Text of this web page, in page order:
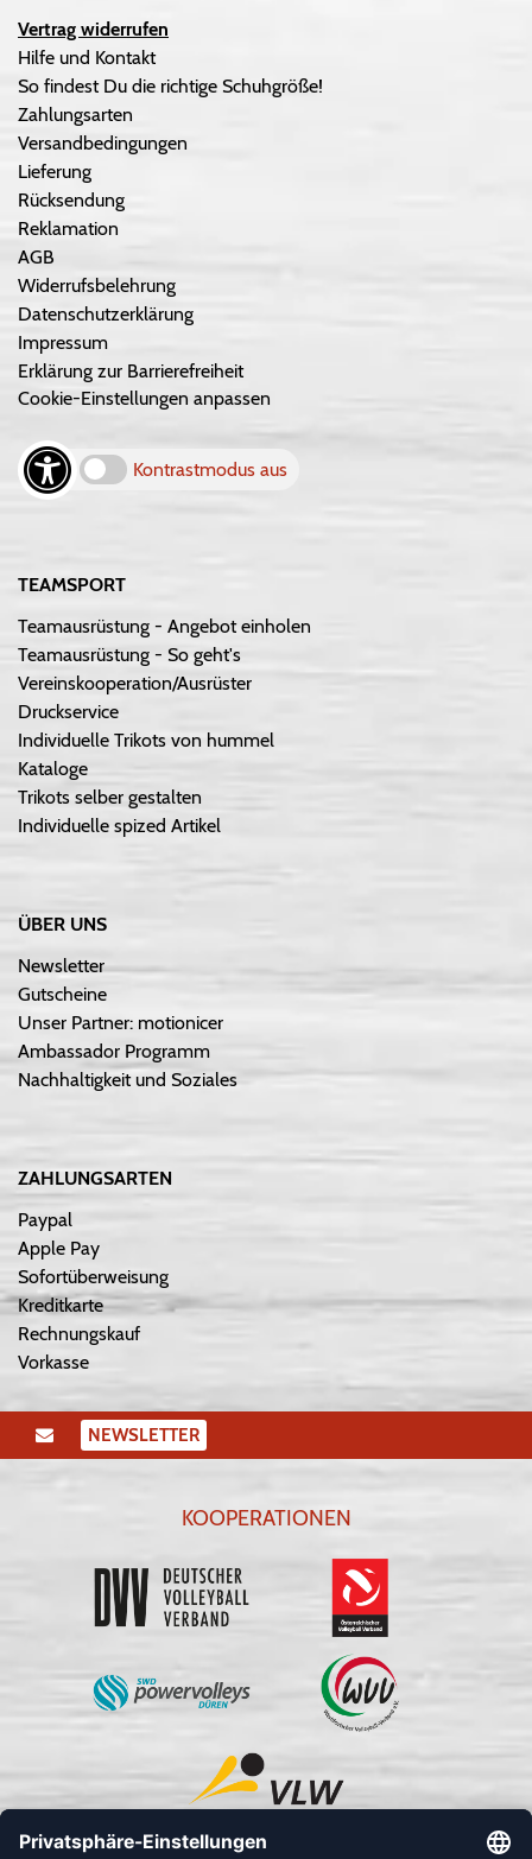
Vertrag widerrufen
Hilfe und Kontakt
So findest Du die richtige Schuhgröße!
Zahlungsarten
Versandbedingungen
Lieferung
Rücksendung
Reklamation
AGB
Widerrufsbelehrung
Datenschutzerklärung
Impressum
Erklärung zur Barrierefreiheit
Cookie-Einstellungen anpassen
Kontrastmodus aus
TEAMSPORT
Teamausrüstung - Angebot einholen
Teamausrüstung - So geht's
Vereinskooperation/Ausrüster
Druckservice
Individuelle Trikots von hummel
Kataloge
Trikots selber gestalten
Individuelle spized Artikel
ÜBER UNS
Newsletter
Gutscheine
Unser Partner: motionicer
Ambassador Programm
Nachhaltigkeit und Soziales
ZAHLUNGSARTEN
Paypal
Apple Pay
Sofortüberweisung
Kreditkarte
Rechnungskauf
Vorkasse
NEWSLETTER
KOOPERATIONEN